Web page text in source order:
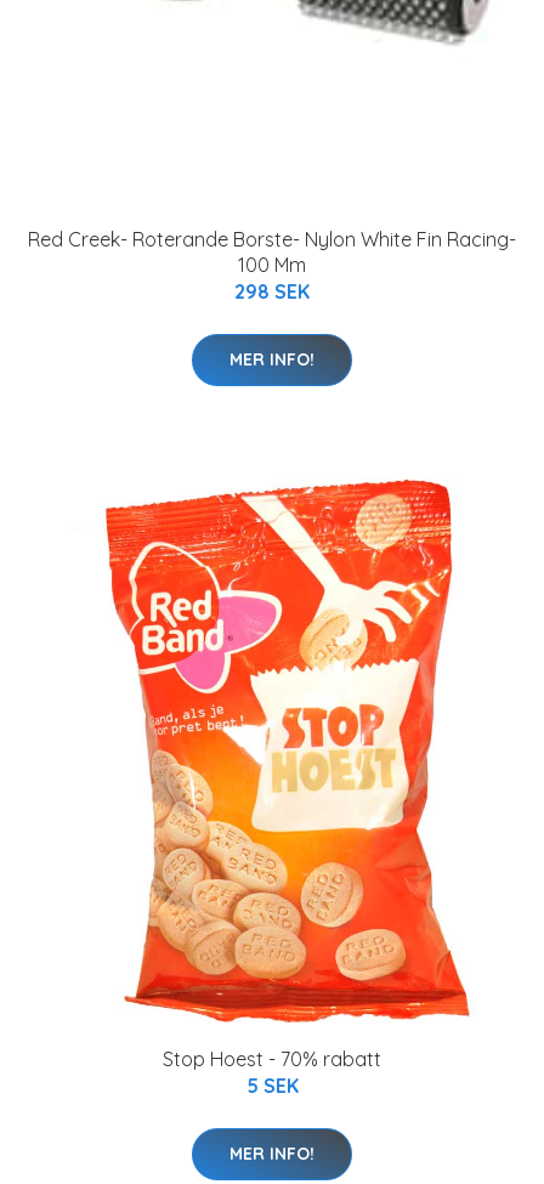
Red Creek- Roterande Borste- Nylon White Fin Racing-
100 Mm
298 SEK
MER INFO!
Stop Hoest - 70% rabatt
5 SEK
MER INFO!